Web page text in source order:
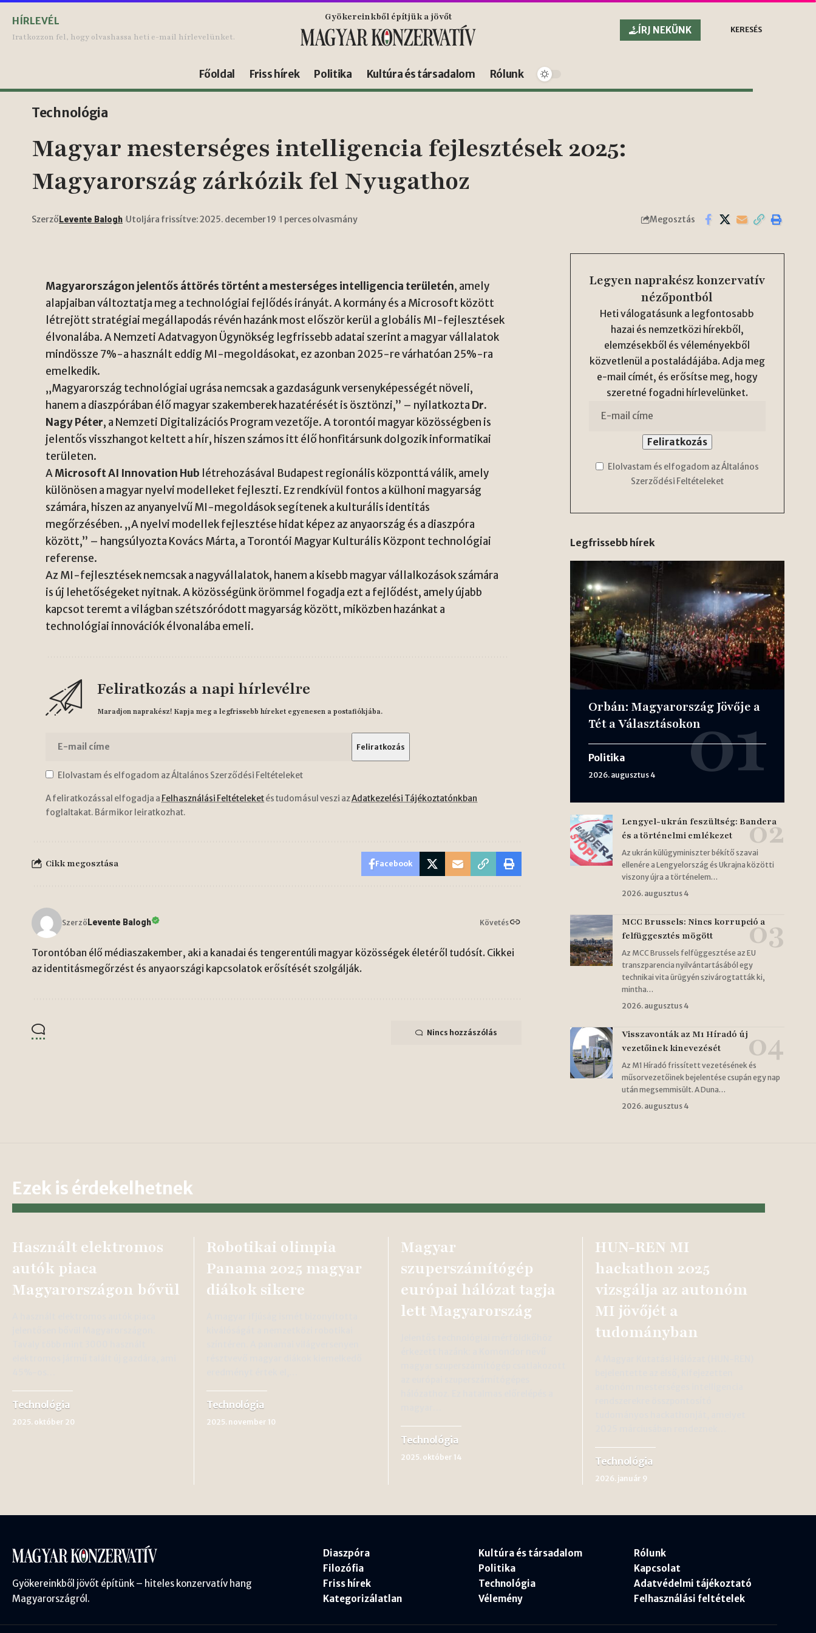
HÍRLEVÉL
Iratkozzon fel, hogy olvashassa heti e-mail hírlevelünket.
Gyökereinkből építjük a jövőt
ÍRJ NEKÜNK
KERESÉS
Főoldal Friss hírek Politika Kultúra és társadalom Rólunk
Technológia
Magyar mesterséges intelligencia fejlesztések 2025:
Magyarország zárkózik fel Nyugathoz
Szerző Levente Balogh Utoljára frissítve: 2025. december 19 1 perces olvasmány Megosztás
Magyarországon jelentős áttörés történt a mesterséges intelligencia területén, amely
alapjaiban változtatja meg a technológiai fejlődés irányát. A kormány és a Microsoft között
létrejött stratégiai megállapodás révén hazánk most először kerül a globális MI-fejlesztések
élvonalába. A Nemzeti Adatvagyon Ügynökség legfrissebb adatai szerint a magyar vállalatok
mindössze 7%-a használt eddig MI-megoldásokat, ez azonban 2025-re várhatóan 25%-ra
emelkedik.
„Magyarország technológiai ugrása nemcsak a gazdaságunk versenyképességét növeli,
hanem a diaszpórában élő magyar szakemberek hazatérését is ösztönzi,” – nyilatkozta Dr.
Nagy Péter, a Nemzeti Digitalizációs Program vezetője. A torontói magyar közösségben is
jelentős visszhangot keltett a hír, hiszen számos itt élő honfitársunk dolgozik informatikai
területen.
AMicrosoft AI Innovation Hub létrehozásával Budapest regionális központtá válik, amely
különösen a magyar nyelvi modelleket fejleszti. Ez rendkívül fontos a külhoni magyarság
számára, hiszen az anyanyelvű MI-megoldások segítenek a kulturális identitás
megőrzésében. „A nyelvi modellek fejlesztése hidat képez az anyaország és a diaszpóra
között,” – hangsúlyozta Kovács Márta, a Torontói Magyar Kulturális Központ technológiai
referense.
Az MI-fejlesztések nemcsak a nagyvállalatok, hanem a kisebb magyar vállalkozások számára
is új lehetőségeket nyitnak. A közösségünk örömmel fogadja ezt a fejlődést, amely újabb
kapcsot teremt a világban szétszóródott magyarság között, miközben hazánkat a
technológiai innovációk élvonalába emeli.
Feliratkozás a napi hírlevélre
Maradjon naprakész! Kapja meg a legfrissebb híreket egyenesen a postafiókjába.
Elolvastam és elfogadom az Általános Szerződési Feltételeket
A feliratkozással elfogadja a Felhasználási Feltételeketés tudomásul veszi azAdatkezelési Tájékoztatónkban
foglaltakat. Bármikor leiratkozhat.
Cikk megosztása Facebook
Szerző Levente Balogh Követés
Torontóban élő médiaszakember, aki a kanadai és tengerentúli magyar közösségek életéről tudósít. Cikkei
az identitásmegőrzést és anyaországi kapcsolatok erősítését szolgálják.
Nincs hozzászólás
Legyen naprakész konzervatív
nézőpontból
Heti válogatásunk a legfontosabb
hazai és nemzetközi hírekből,
elemzésekből és véleményekből
közvetlenül a postaládájába. Adja meg
e-mail címét, és erősítse meg, hogy
szeretné fogadni hírlevelünket.
Elolvastam és elfogadom az Általános
Szerződési Feltételeket
Legfrissebb hírek
Orbán: Magyarország Jövője a
Tét a Választásokon
Politika
2026. augusztus 4
Lengyel-ukrán feszültség: Bandera
és a történelmi emlékezet
Az ukrán külügyminiszter békítő szavai
ellenére a Lengyelország és Ukrajna közötti
viszony újra a történelem…
2026. augusztus 4
MCC Brussels: Nincs korrupció a
felfüggesztés mögött
Az MCC Brussels felfüggesztése az EU
transzparencia nyilvántartásából egy
technikai vita ürügyén szivárogtatták ki,
mintha…
2026. augusztus 4
Visszavonták az M1 Híradó új
vezetőinek kinevezését
Az M1 Híradó frissített vezetésének és
műsorvezetőinek bejelentése csupán egy nap
után megsemmisült. A Duna…
2026. augusztus 4
Ezek is érdekelhetnek
Használt elektromos
autók piaca
Magyarországon bővül
Technológia
2025. október 20
Robotikai olimpia
Panama 2025 magyar
diákok sikere
Technológia
2025. november 10
Magyar
szuperszámítógép
európai hálózat tagja
lett Magyarország
Technológia
2025. október 14
HUN-REN MI
hackathon 2025
vizsgálja az autonóm
MI jövőjét a
tudományban
Technológia
2026. január 9
Gyökereinkből jövőt építünk – hiteles konzervatív hang
Magyarországról.
Diaszpóra
Filozófia
Friss hírek
Kategorizálatlan
Kultúra és társadalom
Politika
Technológia
Vélemény
Rólunk
Kapcsolat
Adatvédelmi tájékoztató
Felhasználási feltételek